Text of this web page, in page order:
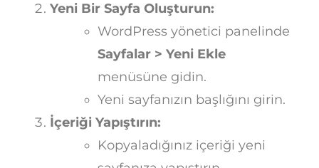
Yeni Bir Sayfa Oluşturun:
WordPress yönetici panelinde
Sayfalar > Yeni Ekle
menüsüne gidin.
Yeni sayfanızın başlığını girin.
İçeriği Yapıştırın:
Kopyaladığınız içeriği yeni